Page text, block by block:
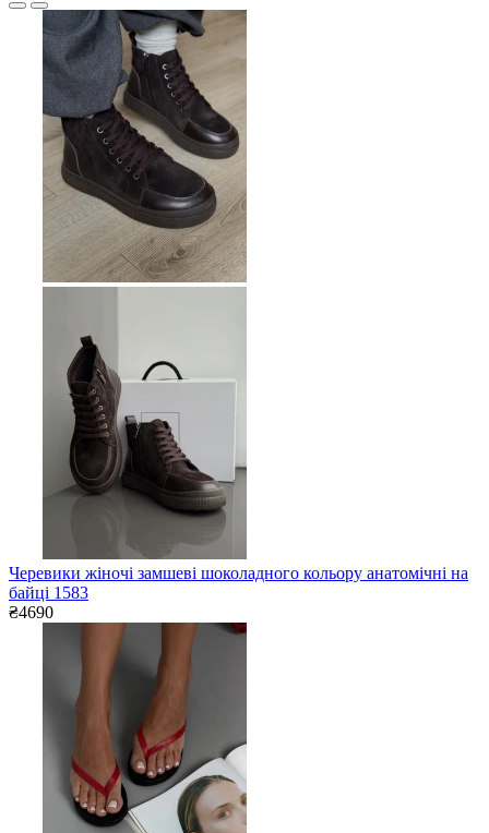
Черевики жіночі замшеві шоколадного кольору анатомічні на
байці 1583
₴4690